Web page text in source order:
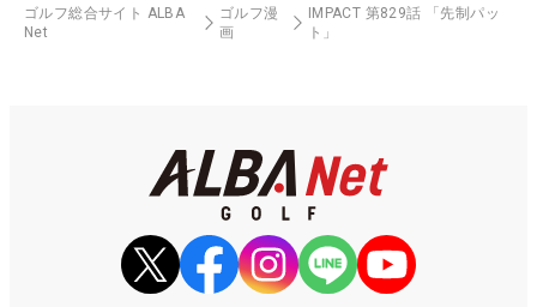
ゴルフ総合サイト ALBA
Net
ゴルフ漫
画
IMPACT 第829話 「先制パッ
ト」